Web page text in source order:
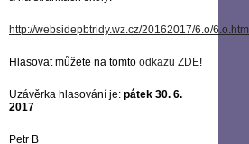
http://websidepbtridy.wz.cz/20162017/6.o/6.o.htm
Hlasovat můžete na tomto odkazu ZDE!
Uzávěrka hlasování je: pátek 30. 6.
2017
Petr B